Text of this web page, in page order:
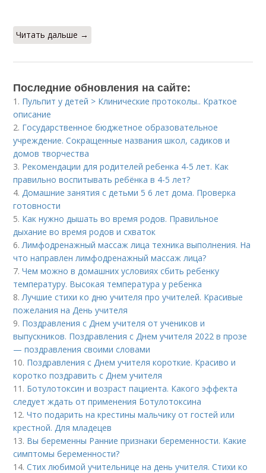
Читать дальше →
Последние обновления на сайте:
1. Пульпит у детей > Клинические протоколы.. Краткое
описание
2. Государственное бюджетное образовательное
учреждение. Сокращенные названия школ, садиков и
домов творчества
3. Рекомендации для родителей ребенка 4-5 лет. Как
правильно воспитывать ребёнка в 4-5 лет?
4.Домашние занятия с детьми 5 6 лет дома. Проверка
готовности
5. Как нужно дышать во время родов. Правильное
дыхание во время родов и схваток
6.Лимфодренажный массаж лица техника выполнения. На
что направлен лимфодренажный массаж лица?
7.Чем можно в домашних условиях сбить ребенку
температуру. Высокая температура у ребенка
8.Лучшие стихи ко дню учителя про учителей. Красивые
пожелания на День учителя
9. Поздравления с Днем учителя от учеников и
выпускников. Поздравления с Днем учителя 2022 в прозе
— поздравления своими словами
10. Поздравления с Днем учителя короткие. Красиво и
коротко поздравить с Днем учителя
11. Ботулотоксин и возраст пациента. Какого эффекта
следует ждать от применения Ботулотоксина
12.Что подарить на крестины мальчику от гостей или
крестной. Для младецев
13. Вы беременны Ранние признаки беременности. Какие
симптомы беременности?
14.Стих любимой учительнице на день учителя. Стихи ко